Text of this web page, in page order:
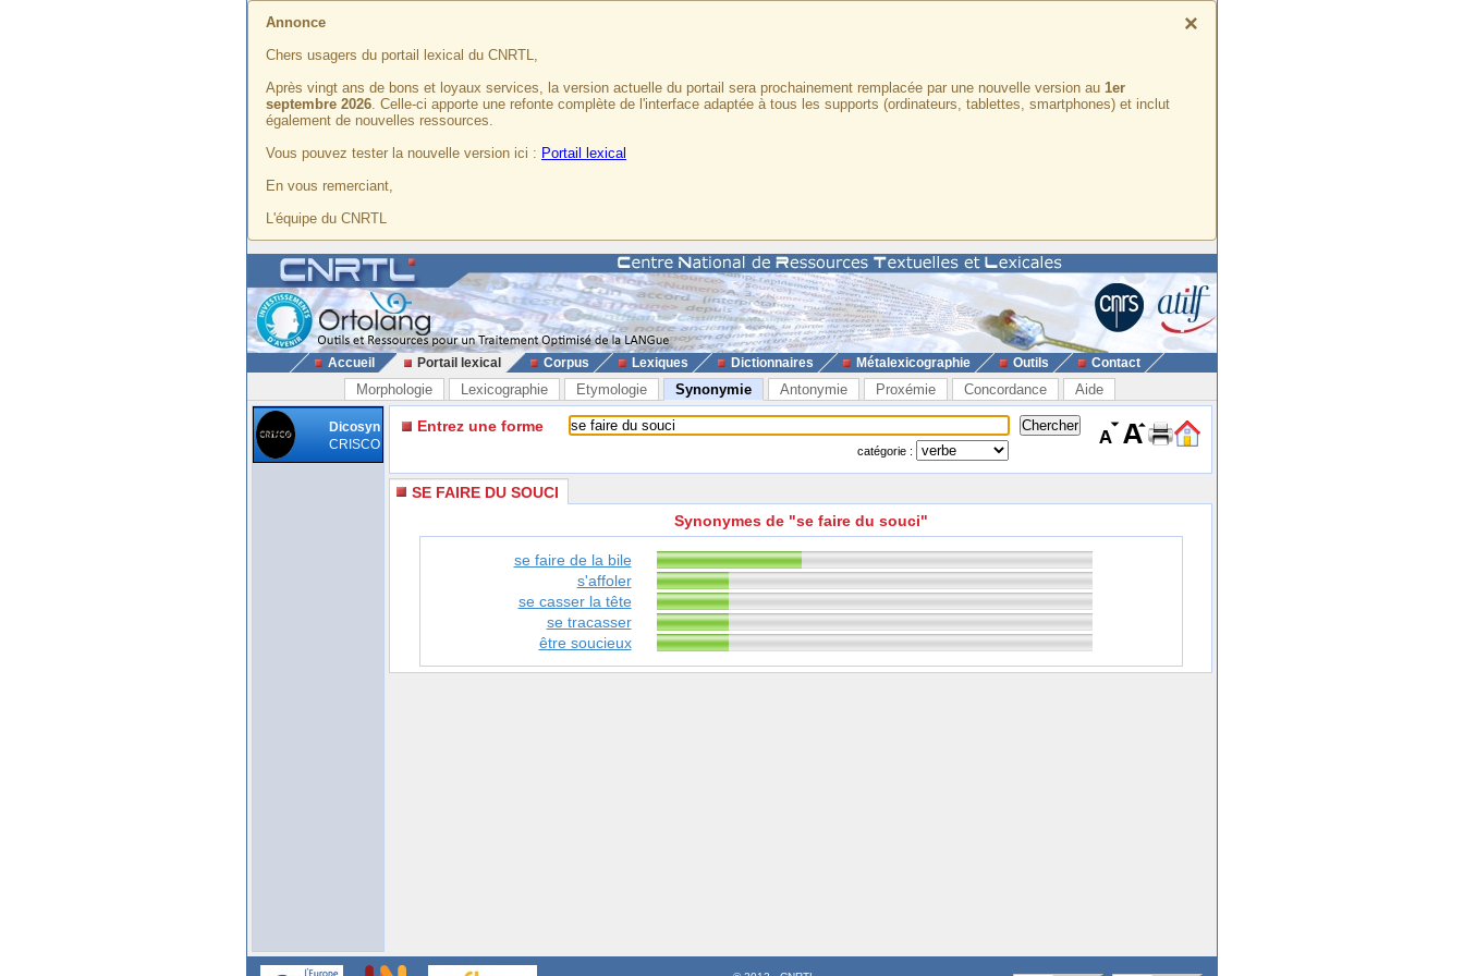
×
Annonce
Chers usagers du portail lexical du CNRTL,
Après vingt ans de bons et loyaux services, la version actuelle du portail sera prochainement remplacée par une nouvelle version au 1er
septembre 2026. Celle-ci apporte une refonte complète de l'interface adaptée à tous les supports (ordinateurs, tablettes, smartphones) et inclut
également de nouvelles ressources.
Vous pouvez tester la nouvelle version ici : Portail lexical
En vous remerciant,
L'équipe du CNRTL
Accueil Portail lexical Corpus Lexiques Dictionnaires Métalexicographie Outils Contact
Morphologie Lexicographie Etymologie Synonymie Antonymie Proxémie Concordance Aide
Dicosyn
CRISCO
Entrez une forme
catégorie :
SE FAIRE DU SOUCI
Synonymes de "se faire du souci"
se faire de la bile
s'affoler
se casser la tête
se tracasser
être soucieux